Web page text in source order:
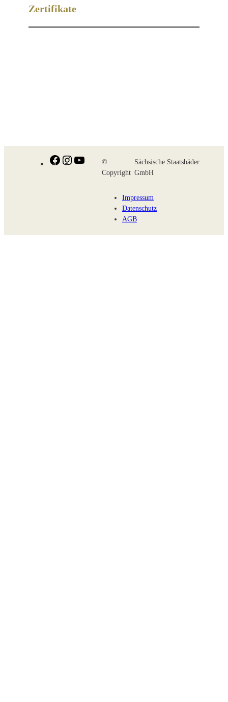
Zertifikate
FacebookInstagram
YouTube
©
Copyright
Sächsische Staatsbäder
GmbH
Impressum
Datenschutz
AGB